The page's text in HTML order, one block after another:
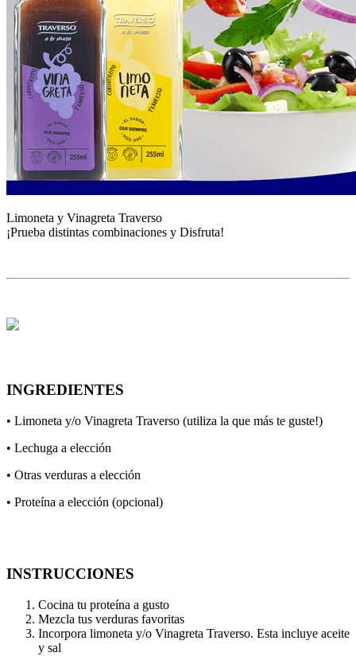
mayor
Estilo de Vida
Contáctanos
Nosotros
Limoneta y Vinagreta Traverso
¡Prueba distintas combinaciones y Disfruta!
INGREDIENTES
• Limoneta y/o Vinagreta Traverso (utiliza la que más te guste!)
• Lechuga a elección
• Otras verduras a elección
• Proteína a elección (opcional)
INSTRUCCIONES
Cocina tu proteína a gusto
Mezcla tus verduras favoritas
Incorpora limoneta y/o Vinagreta Traverso. Esta incluye aceite
y sal